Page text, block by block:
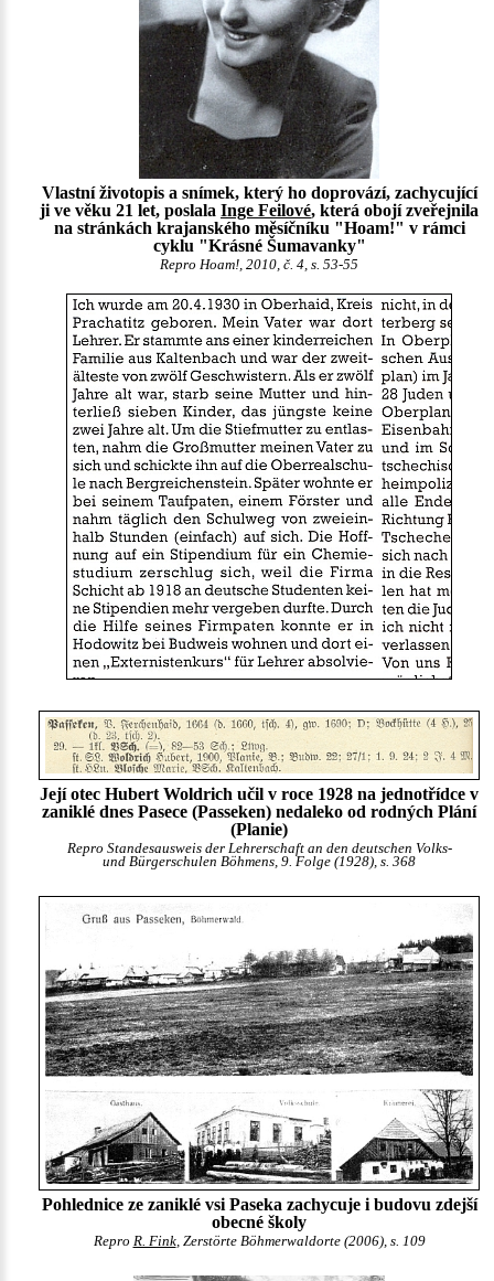
Vlastní životopis a snímek, který ho doprovází, zachycující
ji ve věku 21 let, poslala Inge Feilové, která obojí zveřejnila
na stránkách krajanského měsíčníku "Hoam!" v rámci
cyklu "Krásné Šumavanky"
Repro Hoam!, 2010, č. 4, s. 53-55
Její otec Hubert Woldrich učil v roce 1928 na jednotřídce v
zaniklé dnes Pasece (Passeken) nedaleko od rodných Plání
(Planie)
Repro Standesausweis der Lehrerschaft an den deutschen Volks-
und Bürgerschulen Böhmens, 9. Folge (1928), s. 368
Pohlednice ze zaniklé vsi Paseka zachycuje i budovu zdejší
obecné školy
Repro R. Fink, Zerstörte Böhmerwaldorte (2006), s. 109